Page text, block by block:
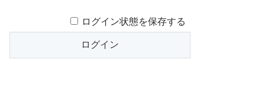
ログイン状態を保存する